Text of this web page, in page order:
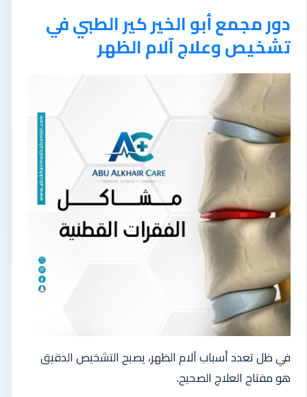
دور مجمع أبو الخير كير الطبي في
تشخيص وعلاج آلام الظهر
في ظل تعدد أسباب آلام الظهر، يصبح التشخيص الدقيق
هو مفتاح العلاج الصحيح.